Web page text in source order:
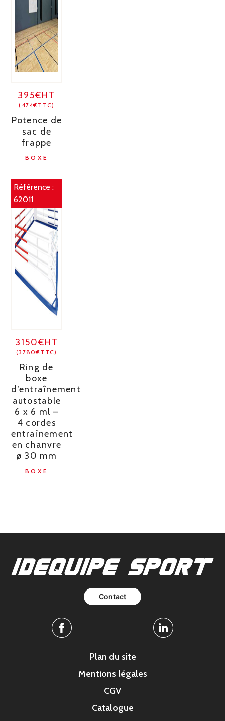
395€HT
(474€TTC)
Potence de
sac de
frappe
BOXE
Référence :
62011
3150€HT
(3780€TTC)
Ring de
boxe
d’entraînement
autostable
6 x 6 ml –
4 cordes
entraînement
en chanvre
ø 30 mm
BOXE
Contact
Facebook Linkedin
Plan du site
Mentions légales
CGV
Catalogue